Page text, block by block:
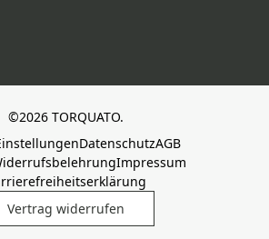
©2026 TORQUATO.
DatenschutzAGB
Impressum
Vertrag widerrufen